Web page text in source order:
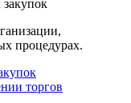
процедурах.
торгов